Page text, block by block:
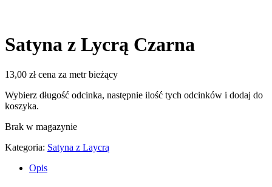
Satyna z Lycrą Czarna
13,00 złcena za metr bieżący
Wybierz długość odcinka, następnie ilość tych odcinków i dodaj do
koszyka.
Brak w magazynie
Kategoria: Satyna z Laycrą
Opis